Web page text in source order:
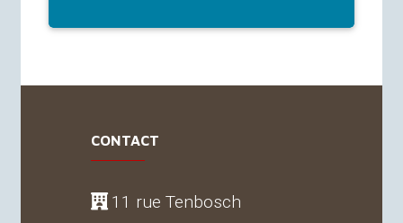
CONTACT
11 rue Tenbosch